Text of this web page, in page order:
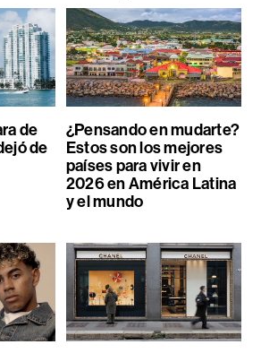
de
de
¿Pensando en mudarte?
Estos son los mejores
países para vivir en
2026 en América Latina
y el mundo